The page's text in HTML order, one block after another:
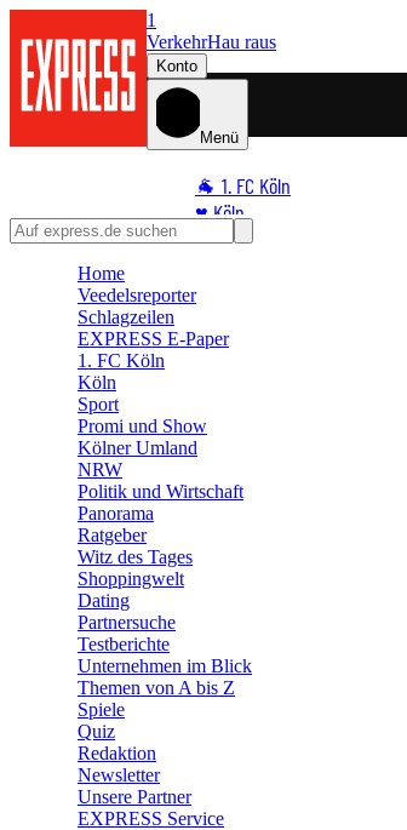
1
VerkehrHau raus
Konto
Menü
🐐 1. FC Köln
♥️ Köln
⭐ Promi
🛒 Shoppingwelt
🧩 Spiele
Home
Veedelsreporter
Schlagzeilen
EXPRESS E-Paper
1. FC Köln
Köln
Sport
Promi und Show
Kölner Umland
NRW
Politik und Wirtschaft
Panorama
Ratgeber
Witz des Tages
Shoppingwelt
Dating
Partnersuche
Testberichte
Unternehmen im Blick
Themen von A bis Z
Spiele
Quiz
Redaktion
Newsletter
Unsere Partner
EXPRESS Service